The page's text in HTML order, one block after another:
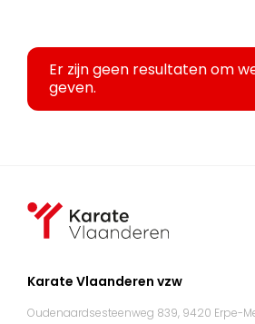
Er zijn geen resultaten om
geven.
Karate Vlaanderen vzw
Oudenaardsesteenweg 839, 9420 Erpe-